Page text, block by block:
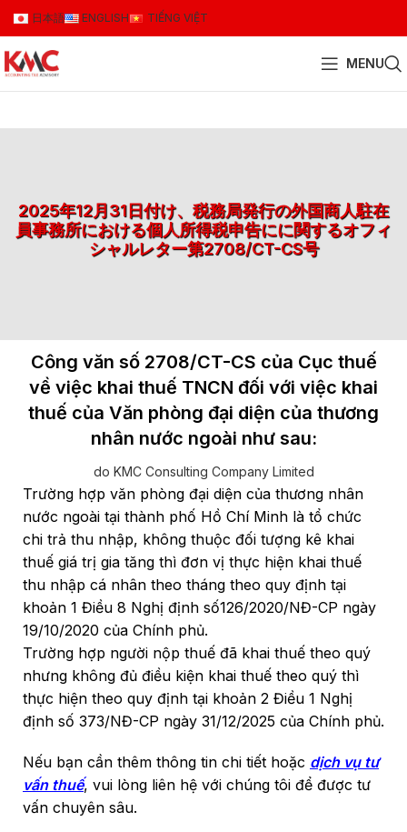
日本語 ENGLISH TIẾNG VIỆT
MENU
2025年12月31日付け、税務局発行の外国商人駐在
員事務所における個人所得税申告にに関するオフィ
シャルレター第2708/CT-CS号
Công văn số 2708/CT-CS của Cục thuế
về việc khai thuế TNCN đối với việc khai
thuế của Văn phòng đại diện của thương
nhân nước ngoài như sau:
do KMC Consulting Company Limited
Trường hợp văn phòng đại diện của thương nhân
nước ngoài tại thành phố Hồ Chí Minh là tổ chức
chi trả thu nhập, không thuộc đối tượng kê khai
thuế giá trị gia tăng thì đơn vị thực hiện khai thuế
thu nhập cá nhân theo tháng theo quy định tại
khoản 1 Điều 8 Nghị định số126/2020/NĐ-CP ngày
19/10/2020 của Chính phủ.
Trường hợp người nộp thuế đã khai thuế theo quý
nhưng không đủ điều kiện khai thuế theo quý thì
thực hiện theo quy định tại khoản 2 Điều 1 Nghị
định số 373/NĐ-CP ngày 31/12/2025 của Chính phủ.
Nếu bạn cần thêm thông tin chi tiết hoặc dịch vụ tư
vấn thuế, vui lòng liên hệ với chúng tôi để được tư
vấn chuyên sâu.